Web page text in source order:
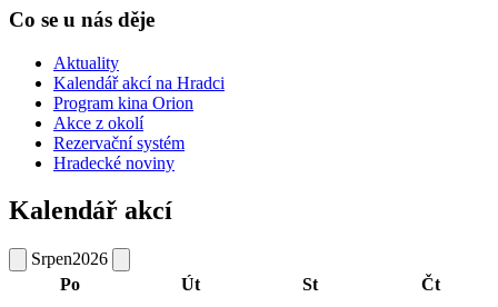
Co se u nás děje
Aktuality
Kalendář akcí na Hradci
Program kina Orion
Akce z okolí
Rezervační systém
Hradecké noviny
Kalendář akcí
Srpen2026
Po
Út St Čt